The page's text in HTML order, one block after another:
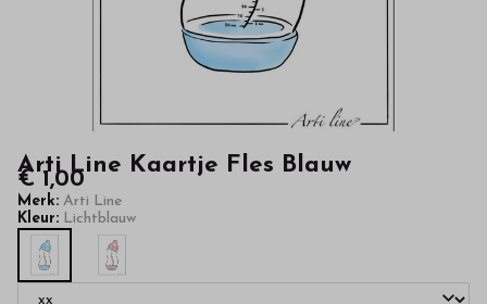
Arti Line Kaartje Fles Blauw
€ 1,00
Merk: Arti Line
Kleur: Lichtblauw